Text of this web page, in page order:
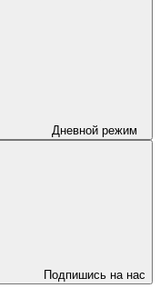
Дневной режим
Подпишись на нас